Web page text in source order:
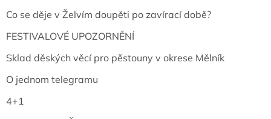
Co se děje v Želvím doupěti po zavírací době?
FESTIVALOVÉ UPOZORNĚNÍ
Sklad děských věcí pro pěstouny v okrese Mělník
O jednom telegramu
4+1